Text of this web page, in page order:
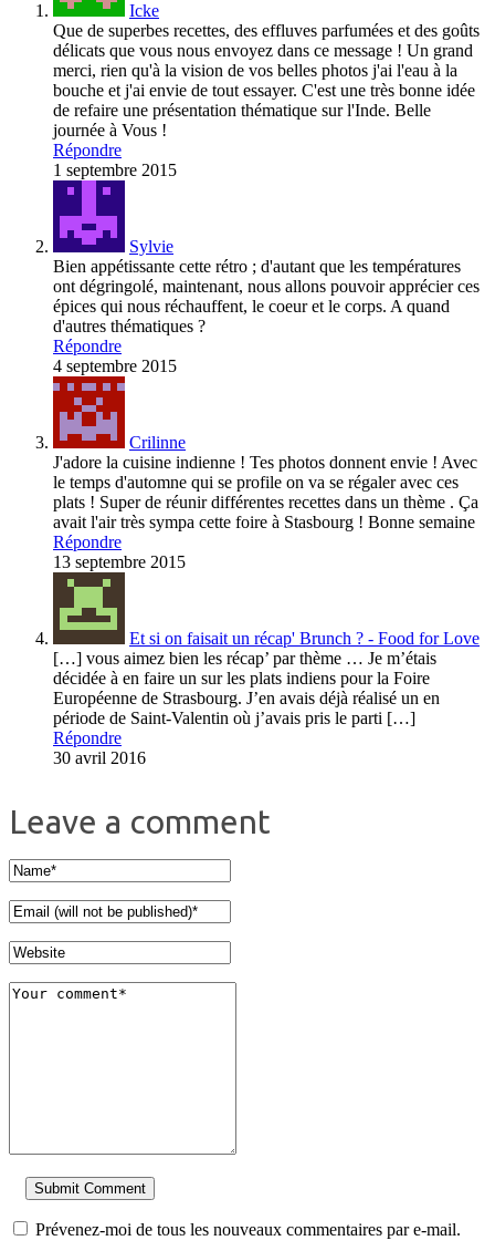
Icke
Que de superbes recettes, des effluves parfumées et des goûts
délicats que vous nous envoyez dans ce message ! Un grand
merci, rien qu'à la vision de vos belles photos j'ai l'eau à la
bouche et j'ai envie de tout essayer. C'est une très bonne idée
de refaire une présentation thématique sur l'Inde. Belle
journée à Vous !
Répondre
1 septembre 2015
Sylvie
Bien appétissante cette rétro ; d'autant que les températures
ont dégringolé, maintenant, nous allons pouvoir apprécier ces
épices qui nous réchauffent, le coeur et le corps. A quand
d'autres thématiques ?
Répondre
4 septembre 2015
Crilinne
J'adore la cuisine indienne ! Tes photos donnent envie ! Avec
le temps d'automne qui se profile on va se régaler avec ces
plats ! Super de réunir différentes recettes dans un thème . Ça
avait l'air très sympa cette foire à Stasbourg ! Bonne semaine
Répondre
13 septembre 2015
Et si on faisait un récap' Brunch ? - Food for Love
[…] vous aimez bien les récap’ par thème … Je m’étais
décidée à en faire un sur les plats indiens pour la Foire
Européenne de Strasbourg. J’en avais déjà réalisé un en
période de Saint-Valentin où j’avais pris le parti […]
Répondre
30 avril 2016
Leave a comment
Prévenez-moi de tous les nouveaux commentaires par e-mail.